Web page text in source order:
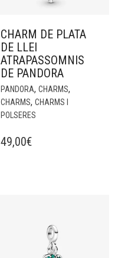
CHARM DE PLATA
DE LLEI
ATRAPASSOMNIS
DE PANDORA
PANDORA, CHARMS,
CHARMS, CHARMS I
POLSERES
49,00€